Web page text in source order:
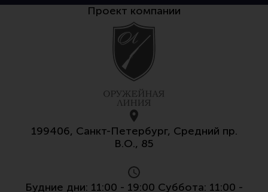
Проект компании
199406, Санкт-Петербург, Средний пр.
В.О., 85
Будние дни: 11:00 - 19:00 Суббота: 11:00 -